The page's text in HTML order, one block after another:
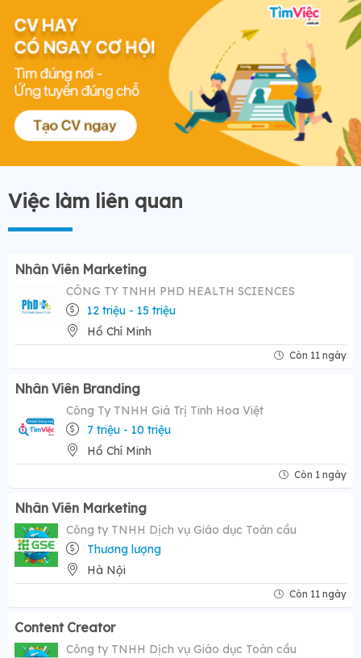
Việc làm liên quan
Nhân Viên Marketing
CÔNG TY TNHH PHD HEALTH SCIENCES
12 triệu - 15 triệu
Hồ Chí Minh
Còn 11 ngày
Nhân Viên Branding
Công Ty TNHH Giá Trị Tinh Hoa Việt
7 triệu - 10 triệu
Hồ Chí Minh
Còn 1 ngày
Nhân Viên Marketing
Công ty TNHH Dịch vụ Giáo dục Toàn cầu
Thương lượng
Hà Nội
Còn 11 ngày
Content Creator
Công ty TNHH Dịch vụ Giáo dục Toàn cầu